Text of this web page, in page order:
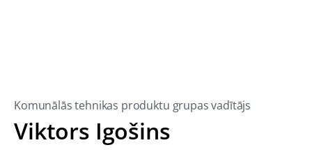
Komunālās tehnikas produktu grupas vadītājs
Viktors Igošins